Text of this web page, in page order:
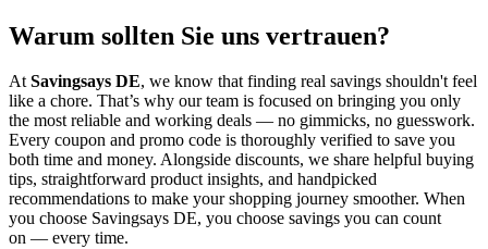
Warum sollten Sie uns vertrauen?
AtSavingsays DE, we know that finding real savings shouldn't feel
like a chore. That’s why our team is focused on bringing you only
the most reliable and working deals — no gimmicks, no guesswork.
Every coupon and promo code is thoroughly verified to save you
both time and money. Alongside discounts, we share helpful buying
tips, straightforward product insights, and handpicked
recommendations to make your shopping journey smoother. When
you choose Savingsays DE, you choose savings you can count
on — every time.